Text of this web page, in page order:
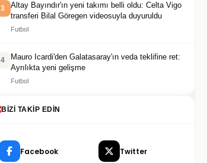
3
Altay Bayındır'ın yeni takımı belli oldu: Celta Vigo
transferi Bilal Göregen videosuyla duyuruldu
Futbol
4
Mauro Icardi'den Galatasaray'ın veda teklifine ret:
Ayrılıkta yeni gelişme
Futbol
BIZI TAKIP EDIN
Facebook Twitter